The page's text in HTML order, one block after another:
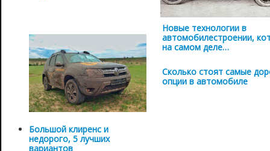
Большой клиренс и
недорого, 5 лучших
вариантов
Новые технологии в
автомобилестроении,
на самом деле…
Сколько стоят самые
опции в автомобиле